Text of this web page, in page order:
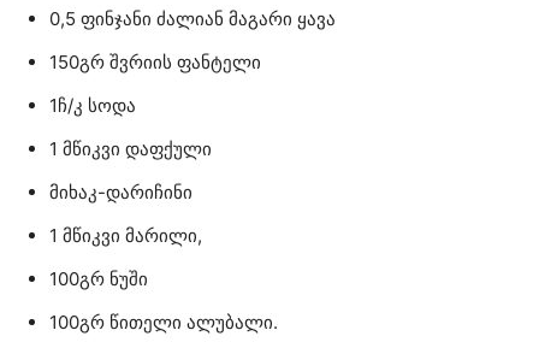
0,5 ფინჯანი ძალიან მაგარი ყავა
150გრ შვრიის ფანტელი
1ჩ/კ სოდა
1 მწიკვი დაფქული
მიხაკ-დარიჩინი
1 მწიკვი მარილი,
100გრ ნუში
100გრ წითელი ალუბალი.